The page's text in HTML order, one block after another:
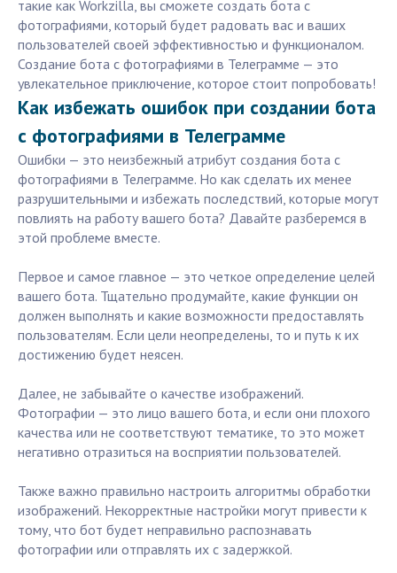
такие как Workzilla, вы сможете создать бота с
фотографиями, который будет радовать вас и ваших
пользователей своей эффективностью и функционалом.
Создание бота с фотографиями в Телеграмме — это
увлекательное приключение, которое стоит попробовать!
Как избежать ошибок при создании бота
с фотографиями в Телеграмме
Ошибки — это неизбежный атрибут создания бота с
фотографиями в Телеграмме. Но как сделать их менее
разрушительными и избежать последствий, которые могут
повлиять на работу вашего бота? Давайте разберемся в
этой проблеме вместе.
Первое и самое главное — это четкое определение целей
вашего бота. Тщательно продумайте, какие функции он
должен выполнять и какие возможности предоставлять
пользователям. Если цели неопределены, то и путь к их
достижению будет неясен.
Далее, не забывайте о качестве изображений.
Фотографии — это лицо вашего бота, и если они плохого
качества или не соответствуют тематике, то это может
негативно отразиться на восприятии пользователей.
Также важно правильно настроить алгоритмы обработки
изображений. Некорректные настройки могут привести к
тому, что бот будет неправильно распознавать
фотографии или отправлять их с задержкой.